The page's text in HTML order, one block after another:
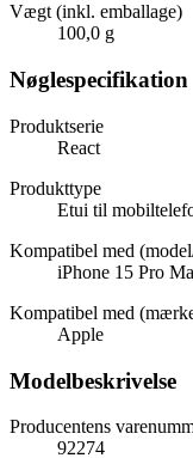
Vægt (inkl. emballage)
100,0 g
Nøglespecifikation
Produktserie
React
Produkttype
Etui til
Kompatibel med
iPhone 15 Pro
Kompatibel med
Apple
Modelbeskrivelse
Producentens
92274